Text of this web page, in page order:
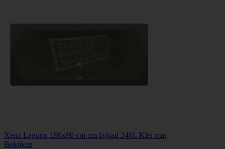
Xenz Lagoon 190x90 cm cm ligbad 240L Klei mat
Bekijken